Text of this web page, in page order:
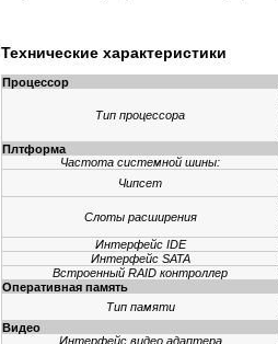
Технические характеристики
Процессор
Тип процессора
Плтформа
Частота системной шины:
Чипсет
Слоты расширения
Интерфейс IDE
Интерфейс SATA
Встроенный RAID контроллер
Оперативная память
Тип памяти
Видео
Интерфейс видео адаптера